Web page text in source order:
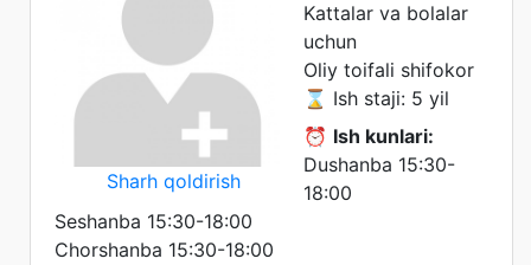
Sharh qoldirish
Kattalar va bolalar
uchun
Oliy toifali shifokor
⌛ Ish staji: 5 yil
⏰ Ish kunlari:
Dushanba 15:30-
18:00
Seshanba 15:30-18:00
Chorshanba 15:30-18:00